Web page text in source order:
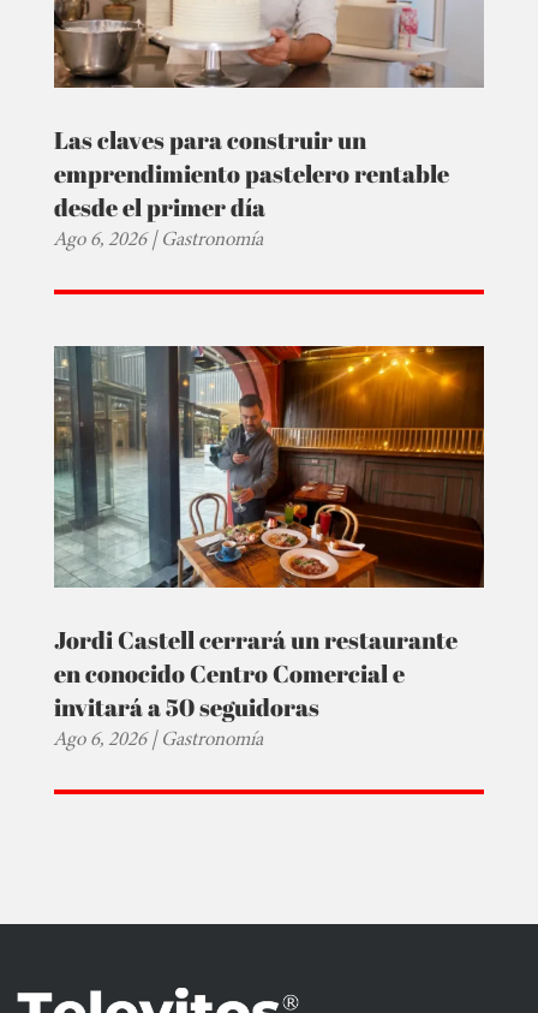
Las claves para construir un
emprendimiento pastelero rentable
desde el primer día
Ago 6, 2026|Gastronomía
Jordi Castell cerrará un restaurante
en conocido Centro Comercial e
invitará a 50 seguidoras
Ago 6, 2026|Gastronomía